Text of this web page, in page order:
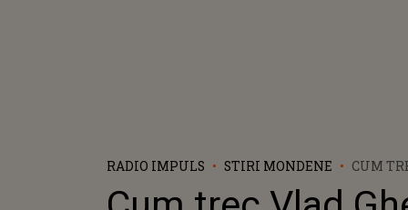
RADIO IMPULS STIRI MONDENE
CUM